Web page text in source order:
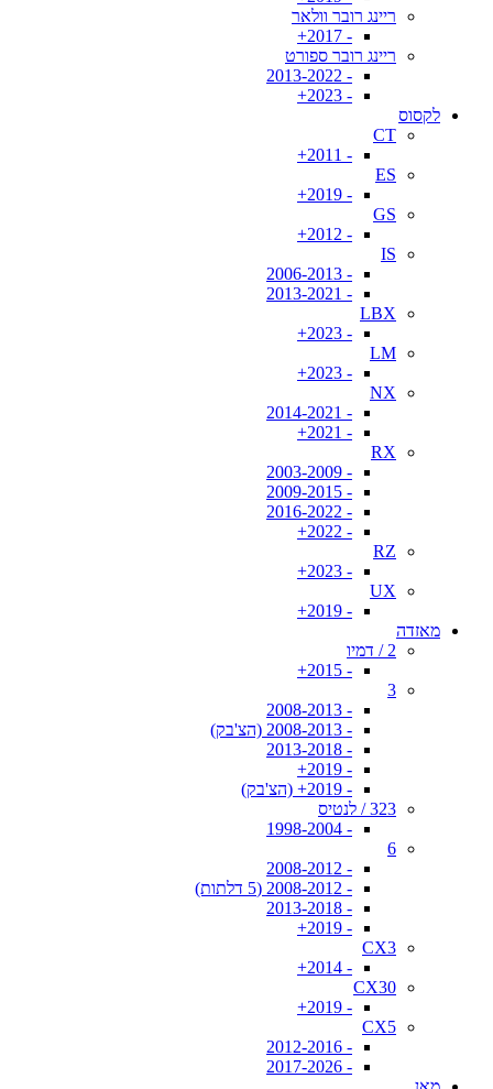
ריינג רובר וולאר
- 2017+
ריינג רובר ספורט
- 2013-2022
- 2023+
לקסוס
CT
- 2011+
ES
- 2019+
GS
- 2012+
IS
- 2006-2013
- 2013-2021
LBX
- 2023+
LM
- 2023+
NX
- 2014-2021
- 2021+
RX
- 2003-2009
- 2009-2015
- 2016-2022
- 2022+
RZ
- 2023+
UX
- 2019+
מאזדה
2 / דמיו
- 2015+
3
- 2008-2013
- 2008-2013 (הצ'בק)
- 2013-2018
- 2019+
- 2019+ (הצ'בק)
323 / לנטיס
- 1998-2004
6
- 2008-2012
- 2008-2012 (5 דלתות)
- 2013-2018
- 2019+
CX3
- 2014+
CX30
- 2019+
CX5
- 2012-2016
- 2017-2026